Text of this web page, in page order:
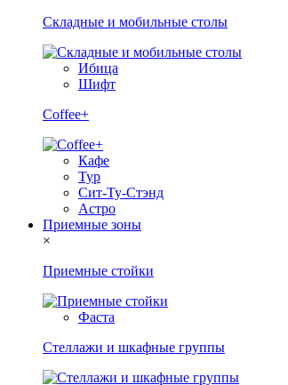
Складные и мобильные столы
Ибица
Шифт
Coffee+
Кафе
Тур
Сит-Ту-Стэнд
Астро
Приемные зоны
×
Приемные стойки
Фаста
Стеллажи и шкафные группы